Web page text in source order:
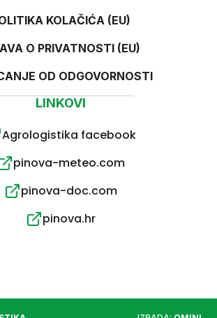
LINKOVI
Agrologistika facebook
pinova-meteo.com
pinova-doc.com
pinova.hr
KOLAČIĆA (EU)
O PRIVATNOSTI (EU)
OD ODGOVORNOSTI